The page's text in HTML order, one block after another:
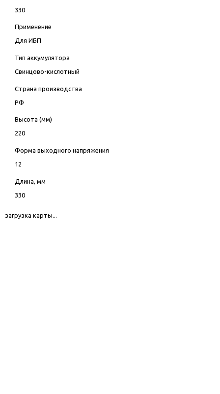
330
Применение
Для ИБП
Тип аккумулятора
Свинцово-кислотный
Страна производства
РФ
Высота (мм)
220
Форма выходного напряжения
12
Длина, мм
330
загрузка карты...